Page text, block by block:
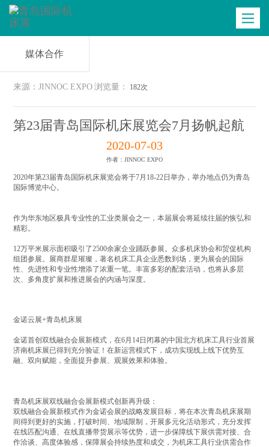
Toggle
商务配对 现场照片
媒体合作
来源：JINNOC EXPO 浏览量： 182次
第23届青岛国际机床展览会7月扬帆起航
2020-07-03
作者：JINNOC EXPO
2020年第23届青岛国际机床展览会将于7月18-22日举办，举办地点仍为青岛
国际博览中心。
作为华东地区极具专业性的工业类展会之一，本届展会将延续往届的恢弘和
精彩。
12万平米展示面积吸引了2500余家企业踊跃参展。众多机床协会和贸促机构
组团参展。展商群星璀璨，著名机床工具企业悉数到场，更为展会的国际
性、先进性和专业性增添了浓重一笔。丰富多彩的配套活动，也将从多层
次、多角度扩展和推进展会的内涵与深度。
金诺云展+青岛机床展
金诺首创双线融合会展新模式，在6月14日闭幕的中国北方机床工具行业首展
济南机床展已得到充分验证！在新运营模式下，成功实现线上线下优势互
融、双向赋能，全面提升参展、观展效果和体验。
青岛机床展双线融合会展新模式创新再升级：
双线融合会展新模式作为金诺会展的战略发展目标，将在本次青岛机床展期
间得到更好的实施，打破时间、地域限制，开展多元化活动形式，充分发挥
在线匹配沟通、在线直播带货展示等优势，进一步保障线下展供需对接、合
作洽谈、高度体验感，保障展会持续热度和成交，为机床工具行业供需合作